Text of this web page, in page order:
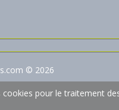
© 2026
cookies pour le traitement